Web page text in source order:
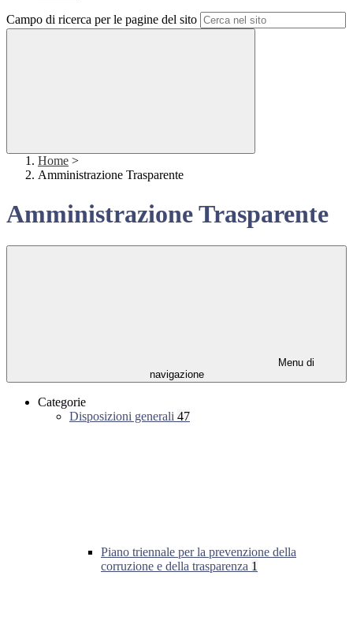
Campo di ricerca per le pagine del sito
Home >
Amministrazione Trasparente
Amministrazione Trasparente
Menu di
navigazione
Categorie
Disposizioni generali 47
Piano triennale per la prevenzione della
corruzione e della trasparenza 1